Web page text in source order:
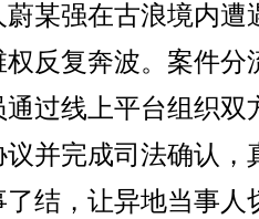
某强在古浪境内遭
反复奔波。案件分
过线上平台组织双
并完成司法确认，
结，让异地当事人